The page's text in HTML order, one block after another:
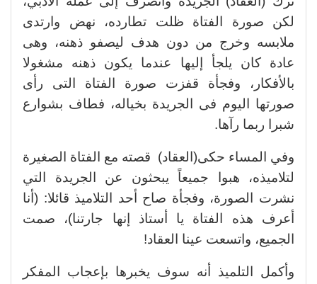
لكن صورة الفتاة ظلت تطارده، نهض وارتدى
ملابسه وخرج من دون هدف ليصفو ذهنه، وهى
عادة كان يلجأ إليها عندما يكون ذهنه مشغولا
بالأفكار، وفجأة قفزت صورة الفتاة التى رأى
صورتها اليوم فى الجريدة بخياله، فطاف بشوارع
شبرا ربما رآها.
وفي المساء حكى(العقاد) قصته مع الفتاة الصغيرة
لتلاميذه، هبوا جميعاً يبحثون عن الجريدة التي
نشرت الصورة، وفجأة صاح أحد التلاميذ قائلا: (أنا
أعرف هذه الفتاة يا أستاذ إنها جارتنا)، صمت
الجميع، واتسعت عينا العقاد!
وأكمل التلميذ أنه سوف يخبرها بإعجاب المفكر